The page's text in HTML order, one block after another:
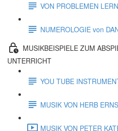
VON PROBLEMEN
NUMEROLOGIE von
MUSIKBEISPIELE ZUM
UNTERRICHT
YOU TUBE
MUSIK VON HERB
MUSIK VON PETER